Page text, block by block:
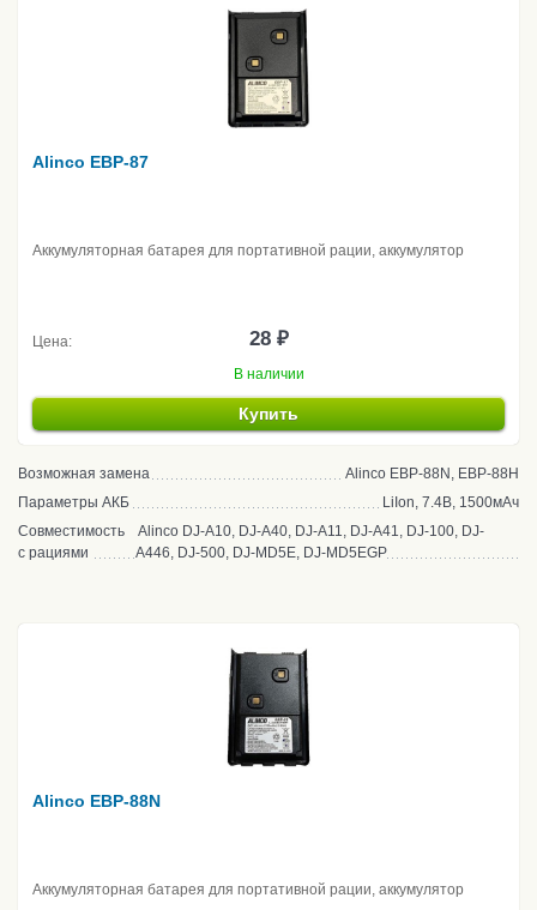
Alinco EBP-87
Аккумуляторная батарея для портативной рации, аккумулятор
Цена: 28 ₽
В наличии
Купить
Возможная замена
Alinco EBP-88N, EBP-88H
Параметры АКБ
LiIon, 7.4В, 1500мАч
Совместимость
с рациями
Alinco DJ-A10, DJ-A40, DJ-A11, DJ-A41, DJ-100, DJ-
A446, DJ-500, DJ-MD5E, DJ-MD5EGP
Alinco EBP-88N
Аккумуляторная батарея для портативной рации, аккумулятор